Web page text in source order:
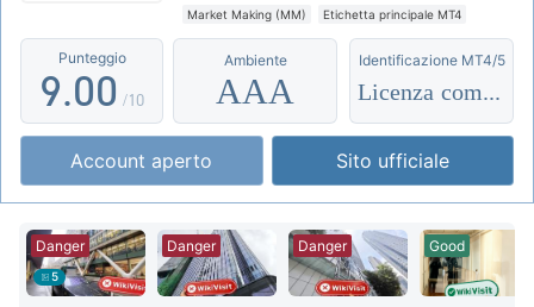
Market Making (MM)
Etichetta principale MT4
Esposizione globale
Alto rischio potenziale
Punteggio
8
9.0
1
2
3
4
0
1
2
3
4
/10
Ambiente
AAA
Identificazione MT4/5
Licenza completa
Account aperto Sito ufficiale
5
Danger Danger Danger Good